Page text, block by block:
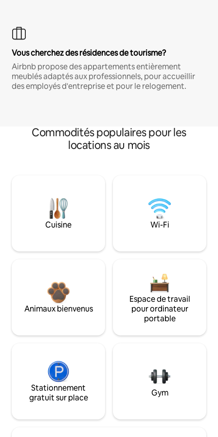
Vous cherchez des résidences de tourisme?
Airbnb propose des appartements entièrement
meublés adaptés aux professionnels, pour accueillir
des employés d'entreprise et pour le relogement.
Commodités populaires pour les
locations au mois
Cuisine Wi-Fi
Animaux bienvenus
Espace de travail
pour ordinateur
portable
Stationnement
gratuit sur place
Gym